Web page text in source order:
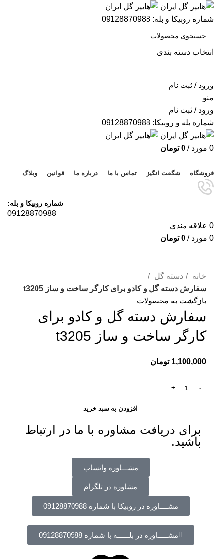
شماره روبیکا و بله: 09128870988
انتخاب دسته بندی
ورود / ثبت نام
منو
ورود / ثبت نام
شماره بله و روبیکا: 09128870988
0 مورد /
0 تومان
فروشگاه شگفت انگیز تماس با ما درباره ما قوانین وبلاگ
شماره روبیکا و بله:
09128870988
0 علاقه مندی
0 مورد /
0 تومان
خانه
دسته گل
سفارش دسته گل و کادو برای کارگر ساخت و ساز t3205
بازگشت به محصولات
سفارش دسته گل و کادو برای
کارگر ساخت و ساز t3205
1,100,000 تومان
افزودن به سبد خرید
برای دریافت مشاوره با ما در ارتباط
باشید.
مشـــاوره واتساپ
مشاوره در تلگرام
مشــــاوره در روبیکا با شماره 09128870988
مشـــــاوره در بلــــــه با شماره 09128870988